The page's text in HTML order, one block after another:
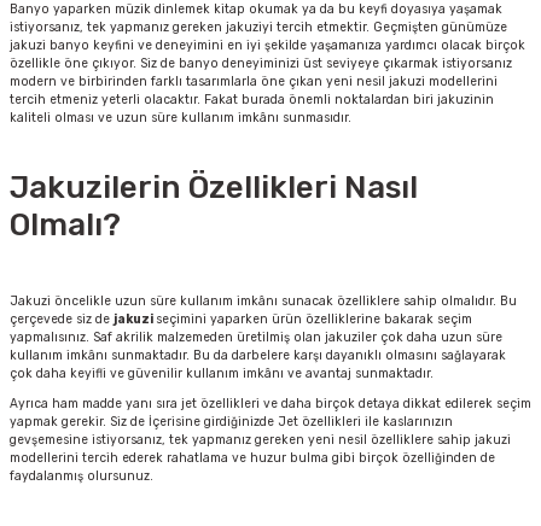
Banyo yaparken müzik dinlemek kitap okumak ya da bu keyfi doyasıya yaşamak
istiyorsanız, tek yapmanız gereken jakuziyi tercih etmektir. Geçmişten günümüze
jakuzi banyo keyfini ve deneyimini en iyi şekilde yaşamanıza yardımcı olacak birçok
özellikle öne çıkıyor. Siz de banyo deneyiminizi üst seviyeye çıkarmak istiyorsanız
modern ve birbirinden farklı tasarımlarla öne çıkan yeni nesil jakuzi modellerini
tercih etmeniz yeterli olacaktır. Fakat burada önemli noktalardan biri jakuzinin
kaliteli olması ve uzun süre kullanım imkânı sunmasıdır.
Jakuzilerin Özellikleri Nasıl
Olmalı?
Jakuzi öncelikle uzun süre kullanım imkânı sunacak özelliklere sahip olmalıdır. Bu
çerçevede siz de jakuzi seçimini yaparken ürün özelliklerine bakarak seçim
yapmalısınız. Saf akrilik malzemeden üretilmiş olan jakuziler çok daha uzun süre
kullanım imkânı sunmaktadır. Bu da darbelere karşı dayanıklı olmasını sağlayarak
çok daha keyifli ve güvenilir kullanım imkânı ve avantaj sunmaktadır.
Ayrıca ham madde yanı sıra jet özellikleri ve daha birçok detaya dikkat edilerek seçim
yapmak gerekir. Siz de İçerisine girdiğinizde Jet özellikleri ile kaslarınızın
gevşemesine istiyorsanız, tek yapmanız gereken yeni nesil özelliklere sahip jakuzi
modellerini tercih ederek rahatlama ve huzur bulma gibi birçok özelliğinden de
faydalanmış olursunuz.